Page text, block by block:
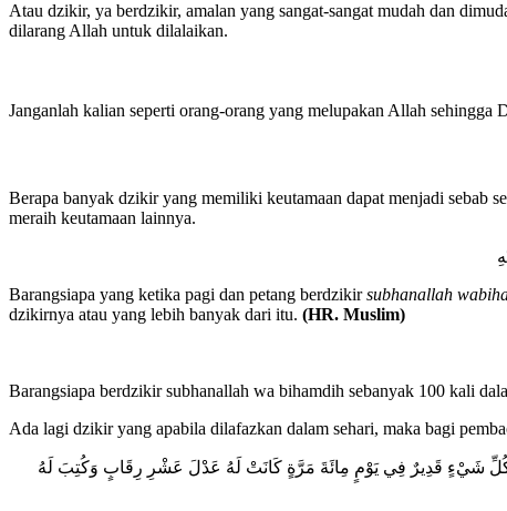
Atau dzikir, ya berdzikir, amalan yang sangat-sangat mudah dan
dilarang Allah untuk dilalaikan.
Janganlah kalian seperti orang-orang yang melupakan Allah sehingga
Berapa banyak dzikir yang memiliki keutamaan dapat menjadi sebab
meraih keutamaan lainnya.
Barangsiapa yang ketika pagi dan petang berdzikirsubhanallah
dzikirnya atau yang lebih banyak dari itu. (HR. Muslim)
Barangsiapa berdzikir subhanallah wa bihamdih sebanyak 100 kali
Ada lagi dzikir yang apabila dilafazkan dalam sehari, maka bagi
كُلِّ شَيْءٍ قَدِيرٌ فِي يَوْمٍ مِائَةَ مَرَّةٍ كَانَتْ لَهُ عَدْلَ عَشْرِ رِقَابٍ وَكُتِبَ لَهُ